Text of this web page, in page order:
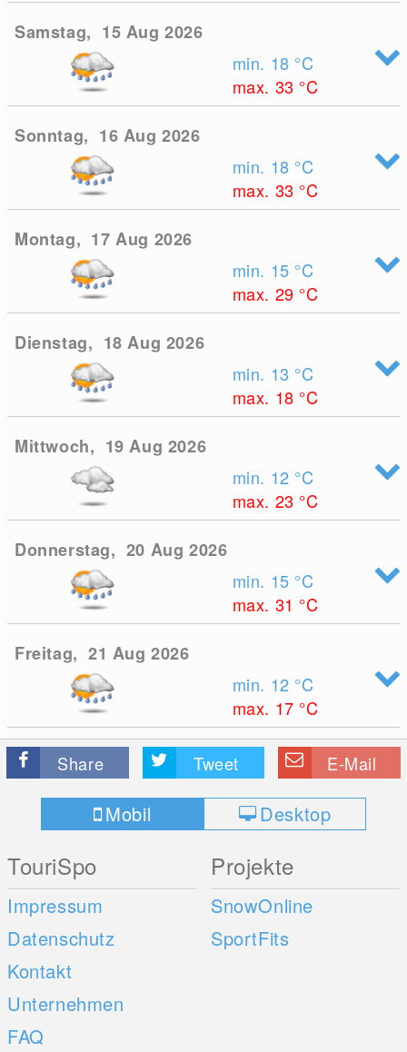
Samstag, 15 Aug 2026
min. 18 °C
max. 33 °C
Sonntag, 16 Aug 2026
min. 18 °C
max. 33 °C
Montag, 17 Aug 2026
min. 15 °C
max. 29 °C
Dienstag, 18 Aug 2026
min. 13 °C
max. 18 °C
Mittwoch, 19 Aug 2026
min. 12 °C
max. 23 °C
Donnerstag, 20 Aug 2026
min. 15 °C
max. 31 °C
Freitag, 21 Aug 2026
min. 12 °C
max. 17 °C
Share Tweet E-Mail
Mobil Desktop
TouriSpo
Impressum
Datenschutz
Kontakt
Unternehmen
FAQ
Projekte
SnowOnline
SportFits